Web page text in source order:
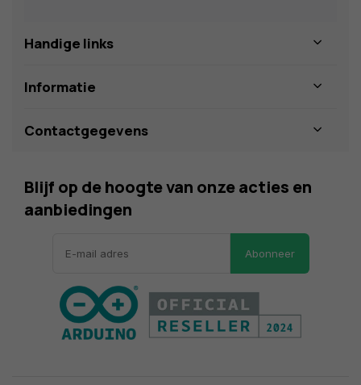
Handige links
Informatie
Contactgegevens
Blijf op de hoogte van onze acties en
aanbiedingen
Abonneer